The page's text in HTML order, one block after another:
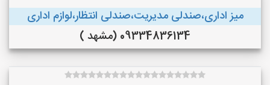
میز اداری،صندلی مدیریت،صندلی انتظار،لوازم اداری
09334836134 (مشهد )